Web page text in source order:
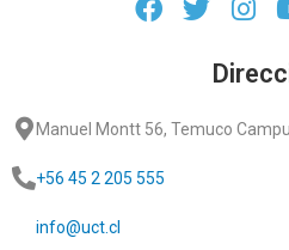
Manuel Montt 56, Temuco
+56 45 2 205 555
info@uct.cl